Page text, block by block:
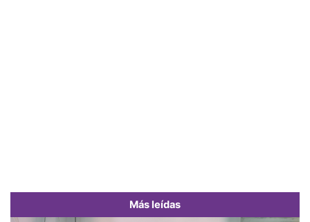
Más leídas